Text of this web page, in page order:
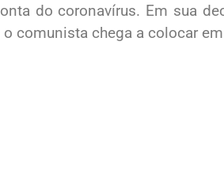
do coronavírus. Em sua
comunista chega a colocar